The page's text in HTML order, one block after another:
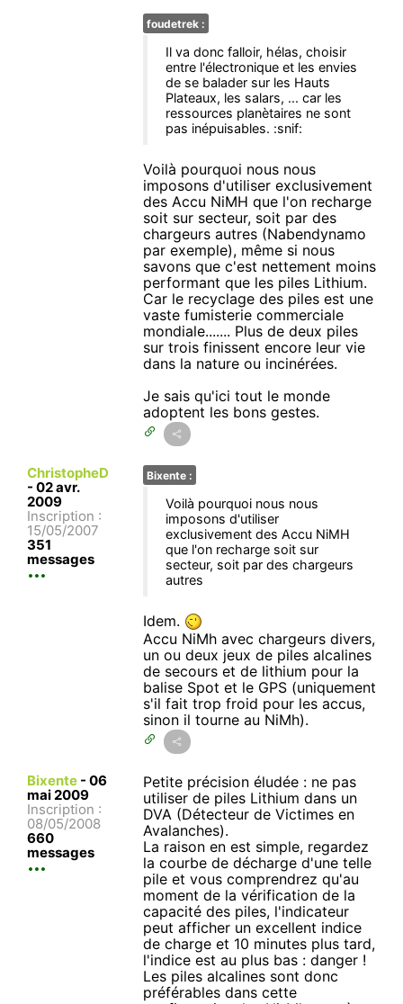
foudetrek :
Il va donc falloir, hélas, choisir
entre l'électronique et les envies
de se balader sur les Hauts
Plateaux, les salars, ... car les
ressources planètaires ne sont
pas inépuisables. :snif:
Voilà pourquoi nous nous
imposons d'utiliser exclusivement
des Accu NiMH que l'on recharge
soit sur secteur, soit par des
chargeurs autres (Nabendynamo
par exemple), même si nous
savons que c'est nettement moins
performant que les piles Lithium.
Car le recyclage des piles est une
vaste fumisterie commerciale
mondiale....... Plus de deux piles
sur trois finissent encore leur vie
dans la nature ou incinérées.
Je sais qu'ici tout le monde
adoptent les bons gestes.
ChristopheD
- 02 avr.
2009
Inscription :
15/05/2007
351
messages
Bixente :
Voilà pourquoi nous nous
imposons d'utiliser
exclusivement des Accu NiMH
que l'on recharge soit sur
secteur, soit par des chargeurs
autres
Idem.
Accu NiMh avec chargeurs divers,
un ou deux jeux de piles alcalines
de secours et de lithium pour la
balise Spot et le GPS (uniquement
s'il fait trop froid pour les accus,
sinon il tourne au NiMh).
Bixente - 06
mai 2009
Inscription :
08/05/2008
660
messages
Petite précision éludée : ne pas
utiliser de piles Lithium dans un
DVA (Détecteur de Victimes en
Avalanches).
La raison en est simple, regardez
la courbe de décharge d'une telle
pile et vous comprendrez qu'au
moment de la vérification de la
capacité des piles, l'indicateur
peut afficher un excellent indice
de charge et 10 minutes plus tard,
l'indice est au plus bas : danger !
Les piles alcalines sont donc
préférables dans cette